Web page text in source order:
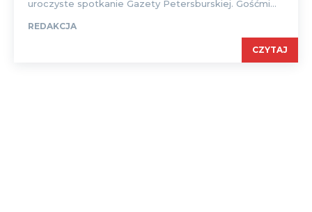
uroczyste spotkanie Gazety Petersburskiej. Gośćmi...
REDAKCJA
CZYTAJ